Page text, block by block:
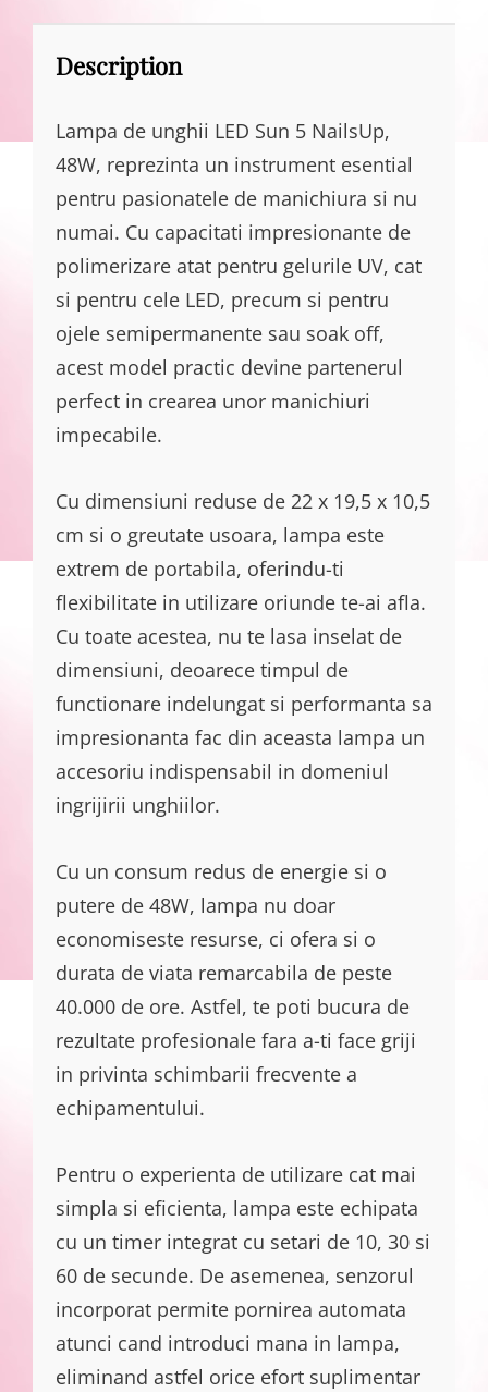
Description
Lampa de unghii LED Sun 5 NailsUp,
48W, reprezinta un instrument esential
pentru pasionatele de manichiura si nu
numai. Cu capacitati impresionante de
polimerizare atat pentru gelurile UV, cat
si pentru cele LED, precum si pentru
ojele semipermanente sau soak off,
acest model practic devine partenerul
perfect in crearea unor manichiuri
impecabile.
Cu dimensiuni reduse de 22 x 19,5 x 10,5
cm si o greutate usoara, lampa este
extrem de portabila, oferindu-ti
flexibilitate in utilizare oriunde te-ai afla.
Cu toate acestea, nu te lasa inselat de
dimensiuni, deoarece timpul de
functionare indelungat si performanta sa
impresionanta fac din aceasta lampa un
accesoriu indispensabil in domeniul
ingrijirii unghiilor.
Cu un consum redus de energie si o
putere de 48W, lampa nu doar
economiseste resurse, ci ofera si o
durata de viata remarcabila de peste
40.000 de ore. Astfel, te poti bucura de
rezultate profesionale fara a-ti face griji
in privinta schimbarii frecvente a
echipamentului.
Pentru o experienta de utilizare cat mai
simpla si eficienta, lampa este echipata
cu un timer integrat cu setari de 10, 30 si
60 de secunde. De asemenea, senzorul
incorporat permite pornirea automata
atunci cand introduci mana in lampa,
eliminand astfel orice efort suplimentar